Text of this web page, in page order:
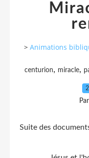
> Animations
centurion, miracle,
Suite des